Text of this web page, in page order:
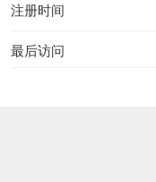
注册时间
最后访问